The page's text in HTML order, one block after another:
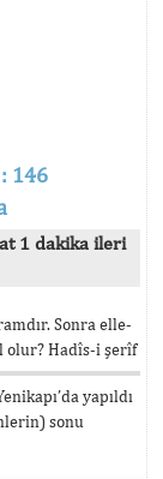
146
1 dakika ileri
Sonra elle-
olur? Hadîs-i şerîf
yapıldı
sonu